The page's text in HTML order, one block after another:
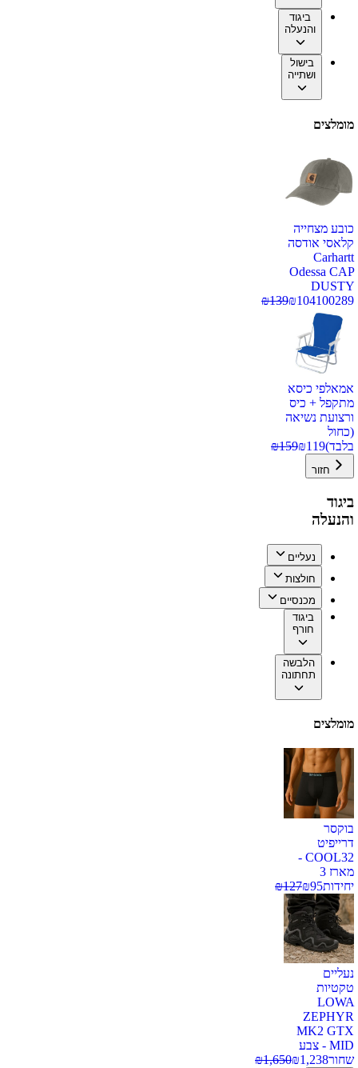
ביגוד
והנעלה
בישול
ושתייה
מומלצים
כובע מצחייה
קלאסי אודסה
Carhartt
Odessa CAP
DUSTY
100289
₪104
₪139
אמאלפי כיסא
מתקפל + כיס
ורצועת נשיאה
(כחול
בלבד)
₪119
₪159
חזור
ביגוד
והנעלה
נעליים
חולצות
מכנסיים
ביגוד
חורף
הלבשה
תחתונה
מומלצים
בוקסר
דרייפיט
COOL32 -
מארז 3
יחידות
₪95
₪127
נעליים
טקטיות
LOWA
ZEPHYR
MK2 GTX
MID - צבע
שחור
₪1,238
₪1,650